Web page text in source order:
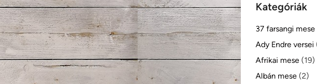
Kategóriák
37 farsangi mese
Ady Endre versei
Afrikai mese (19)
Albán mese (2)